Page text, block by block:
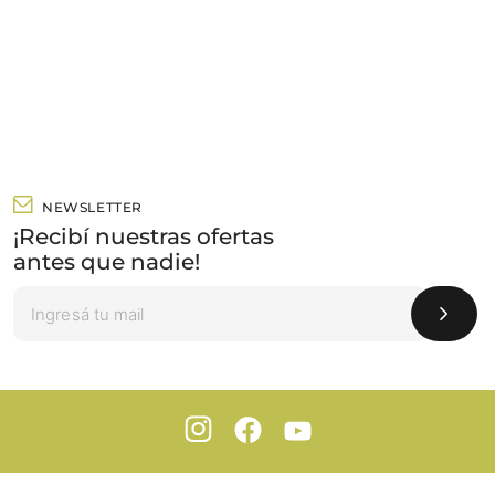
NEWSLETTER
¡Recibí nuestras ofertas
antes que nadie!